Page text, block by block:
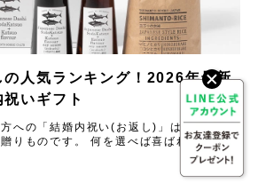
の人気ランキング！2026年最新
いギフト
への「結婚内祝い(お返し)」は、感謝の
りものです。 何を選べば喜ばれるか悩む
年最新のトレンドや人気アイテムを知